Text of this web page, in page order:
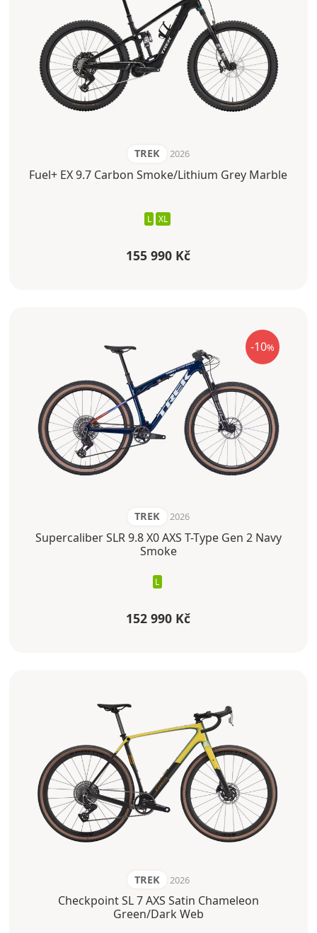
TREK 2026
Fuel+ EX 9.7 Carbon Smoke/Lithium Grey Marble
L XL
155 990 Kč
-10%
TREK 2026
Supercaliber SLR 9.8 X0 AXS T-Type Gen 2 Navy
Smoke
L
152 990 Kč
TREK 2026
Checkpoint SL 7 AXS Satin Chameleon
Green/Dark Web